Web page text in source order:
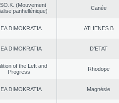
(Mouvement
panhellénique)
Canée
DΙMOKRATIA ATHENES Β
DΙMOKRATIA D’ETAT
of the Left and
Progress
Rhodope
DΙMOKRATIA Magnésie